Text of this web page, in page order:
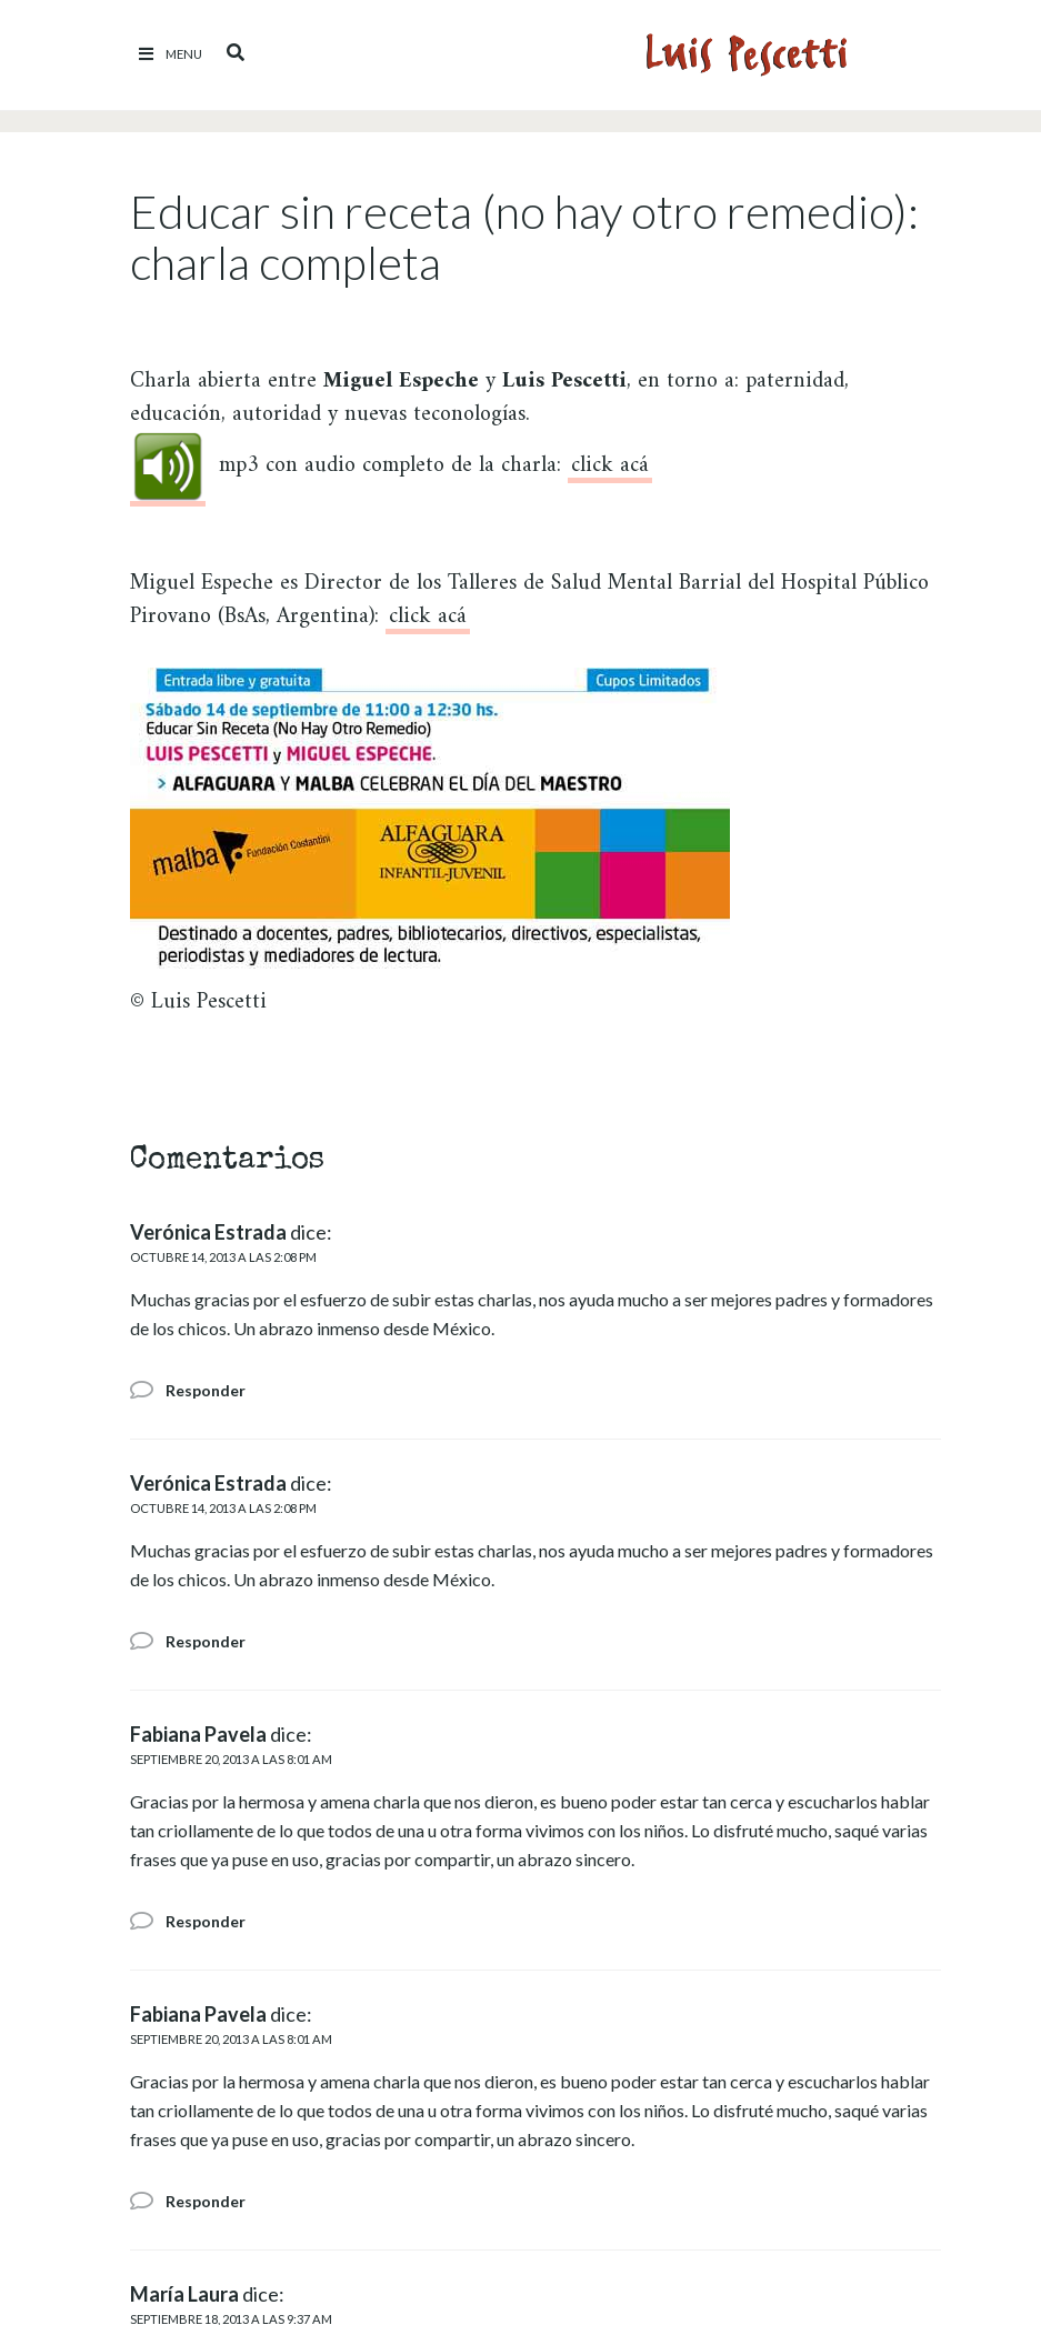
MENU
Educar sin receta (no hay otro remedio):
charla completa
Charla abierta entre Miguel Espeche yLuis Pescetti, en torno a: paternidad,
educación, autoridad y nuevas teconologías.
mp3 con audio completo de la charla: click acá
Miguel Espeche es Director de los Talleres de Salud Mental Barrial del Hospital Público
Pirovano (BsAs, Argentina): click acá
© Luis Pescetti
Comentarios
Verónica Estrada dice:
OCTUBRE 14, 2013 A LAS 2:08 PM
Muchas gracias por el esfuerzo de subir estas charlas, nos ayuda mucho a ser mejores padres y formadores
de los chicos. Un abrazo inmenso desde México.
Responder
Verónica Estrada dice:
OCTUBRE 14, 2013 A LAS 2:08 PM
Muchas gracias por el esfuerzo de subir estas charlas, nos ayuda mucho a ser mejores padres y formadores
de los chicos. Un abrazo inmenso desde México.
Responder
Fabiana Pavela dice:
SEPTIEMBRE 20, 2013 A LAS 8:01 AM
Gracias por la hermosa y amena charla que nos dieron, es bueno poder estar tan cerca y escucharlos hablar
tan criollamente de lo que todos de una u otra forma vivimos con los niños. Lo disfruté mucho, saqué varias
frases que ya puse en uso, gracias por compartir, un abrazo sincero.
Responder
Fabiana Pavela dice:
SEPTIEMBRE 20, 2013 A LAS 8:01 AM
Gracias por la hermosa y amena charla que nos dieron, es bueno poder estar tan cerca y escucharlos hablar
tan criollamente de lo que todos de una u otra forma vivimos con los niños. Lo disfruté mucho, saqué varias
frases que ya puse en uso, gracias por compartir, un abrazo sincero.
Responder
María Laura dice:
SEPTIEMBRE 18, 2013 A LAS 9:37 AM